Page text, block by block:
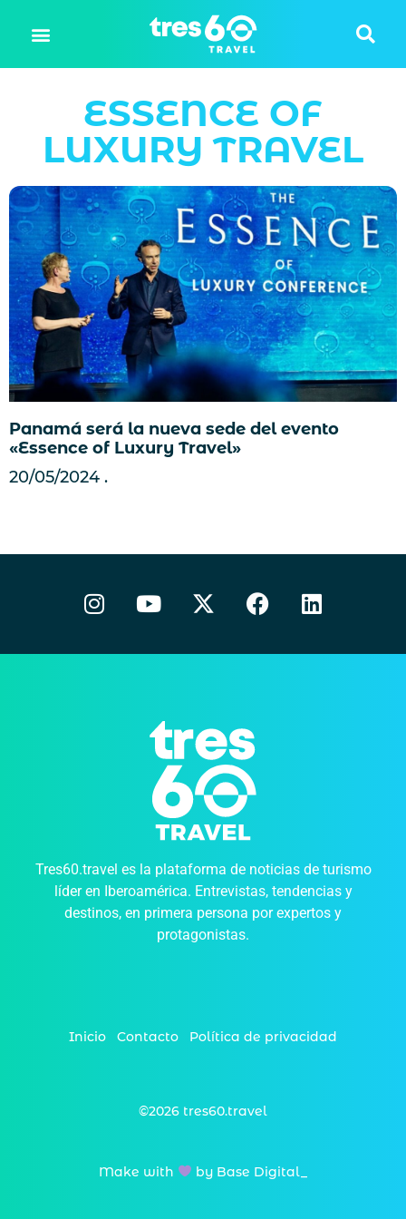
ESSENCE OF
LUXURY TRAVEL
Panamá será la nueva sede del evento
«Essence of Luxury Travel»
20/05/2024
Tres60.travel es la plataforma de noticias de turismo
líder en Iberoamérica. Entrevistas, tendencias y
destinos, en primera persona por expertos y
protagonistas.
Inicio Contacto Política de privacidad
©2026 tres60.travel
Make with by Base Digital_